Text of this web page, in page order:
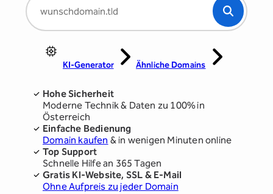
KI-Generator Ähnliche Domains
Hohe Sicherheit
Moderne Technik & Daten zu 100% in
Österreich
Einfache Bedienung
Domain kaufen & in wenigen Minuten online
Top Support
Schnelle Hilfe an 365 Tagen
Gratis KI-Website, SSL & E-Mail
Ohne Aufpreis zu jeder Domain